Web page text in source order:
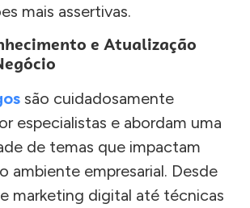
mais assertivas.
e Atualização
são cuidadosamente
especialistas e abordam uma
de temas que impactam
ambiente empresarial. Desde
marketing digital até técnicas